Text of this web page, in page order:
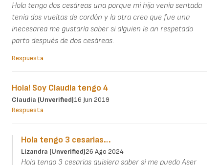
Hola tengo dos cesáreas una porque mi hija venía sentada
tenía dos vueltas de cordón y la otra creo que fue una
inecesarea me gustaría saber si alguien le an respetado
parto después de dos cesáreas.
Respuesta
Hola! Soy Claudia tengo 4
Claudia (unverified)16 Jun 2019
Respuesta
Hola tengo 3 cesarias…
Lizandra (unverified)26 Ago 2024
Hola tengo 3 cesarias quisiera saber si me puedo Aser